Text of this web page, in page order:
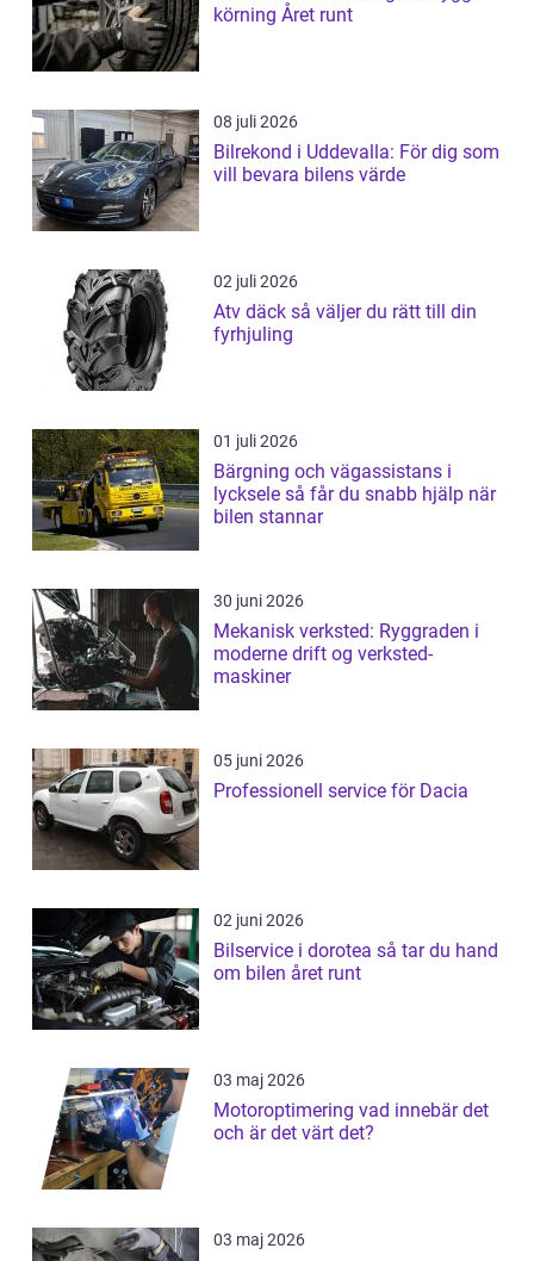
körning Året runt
08 juli 2026
Bilrekond i Uddevalla: För dig som
vill bevara bilens värde
02 juli 2026
Atv däck så väljer du rätt till din
fyrhjuling
01 juli 2026
Bärgning och vägassistans i
lycksele så får du snabb hjälp när
bilen stannar
30 juni 2026
Mekanisk verksted: Ryggraden i
moderne drift og verksted-
maskiner
05 juni 2026
Professionell service för Dacia
02 juni 2026
Bilservice i dorotea så tar du hand
om bilen året runt
03 maj 2026
Motoroptimering vad innebär det
och är det värt det?
03 maj 2026